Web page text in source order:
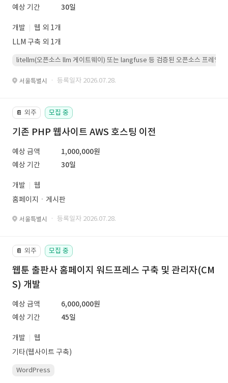
예상 기간
30일
개발
웹 외 1개
LLM 구축 외 1개
litellm(오픈소스 llm 게이트웨이) 또는 langfuse 등 검증된 오픈소스 프레임워
서울특별시 · 등록일자 2026.07.28.
📔 외주 모집 중
기존 PHP 웹사이트 AWS 호스팅 이전
예상 금액
1,000,000원
예상 기간
30일
개발
웹
홈페이지ㆍ게시판
서울특별시 · 등록일자 2026.07.28.
📔 외주 모집 중
웹툰 출판사 홈페이지 워드프레스 구축 및 관리자(CM
S) 개발
예상 금액
6,000,000원
예상 기간
45일
개발
웹
기타(웹사이트 구축)
WordPress